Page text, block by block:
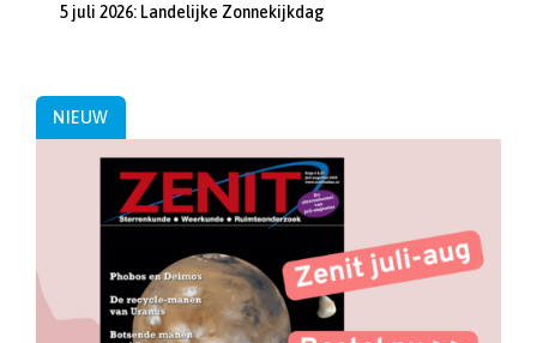
5 juli 2026: Landelijke Zonnekijkdag
NIEUW